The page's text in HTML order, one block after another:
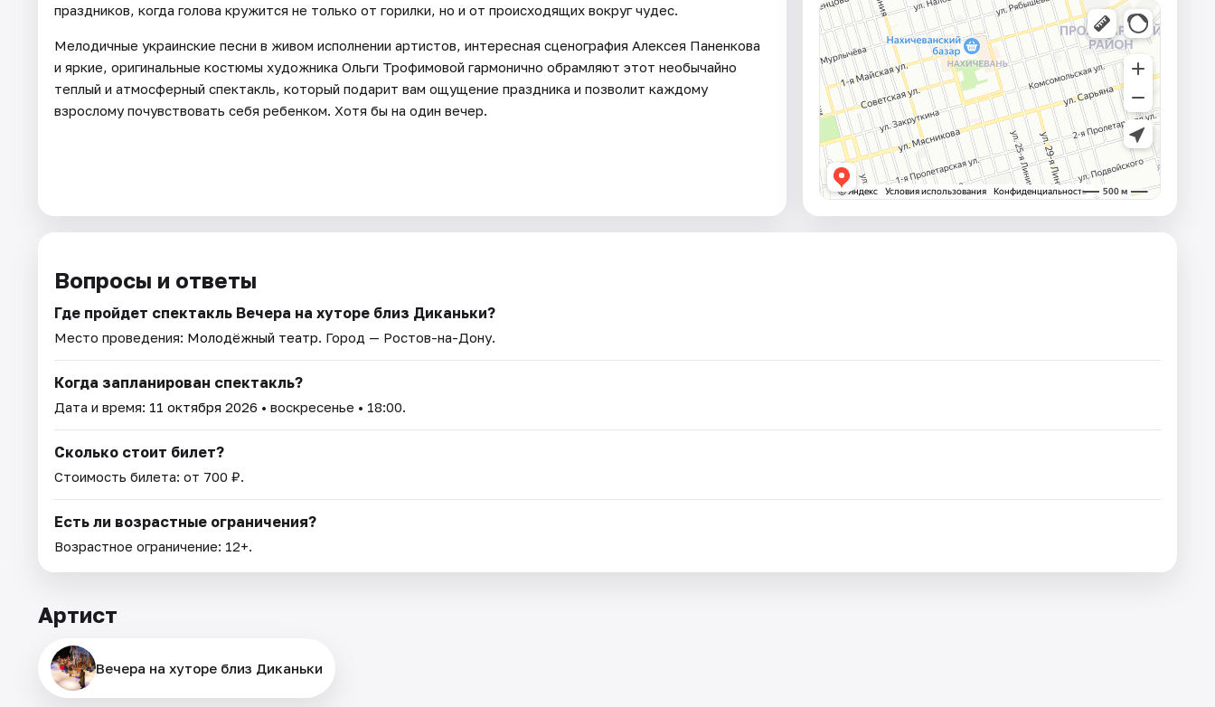
праздников, когда голова кружится не только от горилки, но и от происходящих вокруг чудес.
Мелодичные украинские песни в живом исполнении артистов, интересная сценография Алексея Паненкова
и яркие, оригинальные костюмы художника Ольги Трофимовой гармонично обрамляют этот необычайно
теплый и атмосферный спектакль, который подарит вам ощущение праздника и позволит каждому
взрослому почувствовать себя ребенком. Хотя бы на один вечер.
Вопросы и ответы
Где пройдет спектакль Вечера на хуторе близ Диканьки?
Место проведения: Молодёжный театр. Город — Ростов-на-Дону.
Когда запланирован спектакль?
Дата и время: 11 октября 2026 • воскресенье • 18:00.
Сколько стоит билет?
Стоимость билета: от 700 ₽.
Есть ли возрастные ограничения?
Возрастное ограничение: 12+.
Артист
Вечера на хуторе близ Диканьки